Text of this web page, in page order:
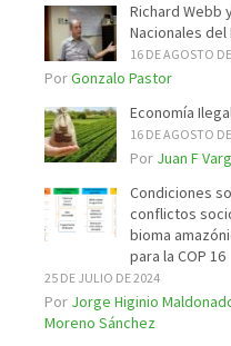
Richard Webb
Nacionales del
16 DE AGOSTO
PorGonzalo Pastor
Economía
16 DE AGOSTO
Por Juan F
Condiciones
conflictos
bioma
para la COP 16
25 DE JULIO DE 2024
Por Jorge Higinio
Moreno Sánchez